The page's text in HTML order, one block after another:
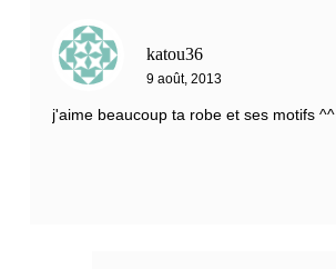
katou36
9 août, 2013
j'aime beaucoup ta robe et ses motifs ^^